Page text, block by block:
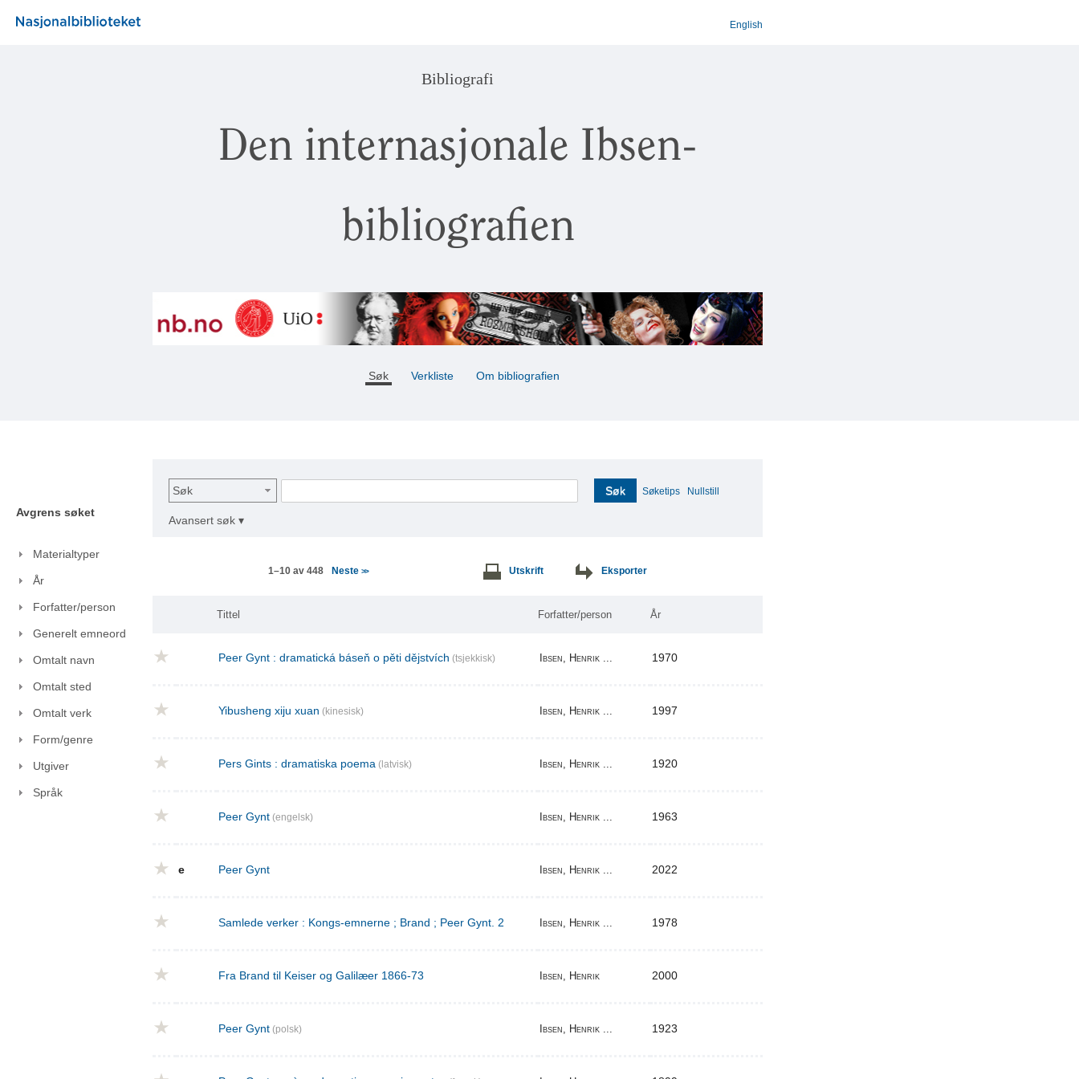
English
Bibliografi
Den internasjonale Ibsen-
bibliografien
Søk Verkliste Om bibliografien
Avgrens søket
Materialtyper
År
Forfatter/person
Generelt emneord
Omtalt navn
Omtalt sted
Omtalt verk
Form/genre
Utgiver
Språk
Søk Søk Søketips Nullstill
Avansert søk ▾
1–10 av 448 Neste >> Utskrift Eksporter
Tittel Forfatter/person År
Peer Gynt : dramatická báseň o pěti dějstvích (tsjekkisk) Ibsen, Henrik ... 1970
Yibusheng xiju xuan (kinesisk) Ibsen, Henrik ... 1997
Pers Gints : dramatiska poema (latvisk) Ibsen, Henrik ... 1920
Peer Gynt (engelsk) Ibsen, Henrik ... 1963
e Peer Gynt Ibsen, Henrik ... 2022
Samlede verker : Kongs-emnerne ; Brand ; Peer Gynt. 2 Ibsen, Henrik ... 1978
Fra Brand til Keiser og Galilæer 1866-73 Ibsen, Henrik 2000
Peer Gynt (polsk) Ibsen, Henrik ... 1923